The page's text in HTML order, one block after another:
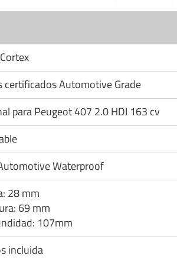
certificados Automotive Grade
para Peugeot 407 2.0 HDI 163 cv
Waterproof
28 mm
69 mm
107mm
incluida